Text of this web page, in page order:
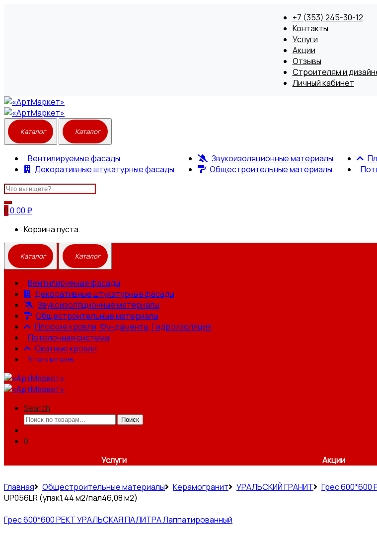
Вентилируемые фасады
Декоративные штукатурные фасады
Звукоизоляционные материалы
Общестроительные материалы
Search
for:
00.00 ₽
Корзина пуста.
+7 (353) 245-30-12
Контакты
Услуги
Акции
Отзывы
Строителям и
Личный кабинет
Вентилируемые фасады
Декоративные штукатурные фасады
Звукоизоляционные материалы
Общестроительные материалы
Плоские кровли, Фундаменты, Гидроизоляция
Потолочная система
Скатные кровли
Утеплитель
Search
Искать:
Поиск
0
Услуги
Акции
Главная Общестроительные материалы Керамогранит УРАЛЬСКИЙ ГРАНИТ Грес
UP056LR (упак1,44 м2/пал46,08 м2)
Грес 600*600 РЕКТ УРАЛЬСКАЯ ПАЛИТРА Лаппатированный